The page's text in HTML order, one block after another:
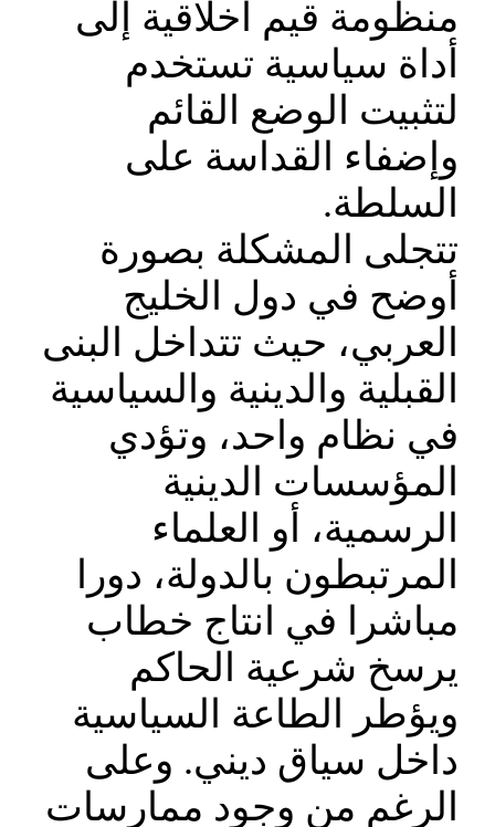
منظومة قيم أخلاقية إلى
أداة سياسية تستخدم
لتثبيت الوضع القائم
وإضفاء القداسة على
السلطة.
تتجلى المشكلة بصورة
أوضح في دول الخليج
العربي، حيث تتداخل البنى
القبلية والدينية والسياسية
في نظام واحد، وتؤدي
المؤسسات الدينية
الرسمية، أو العلماء
المرتبطون بالدولة، دورا
مباشرا في انتاج خطاب
يرسخ شرعية الحاكم
ويؤطر الطاعة السياسية
داخل سياق ديني. وعلى
الرغم من وجود ممارسات